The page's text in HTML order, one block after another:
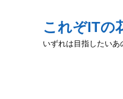
これぞITの
いずれは目指したい